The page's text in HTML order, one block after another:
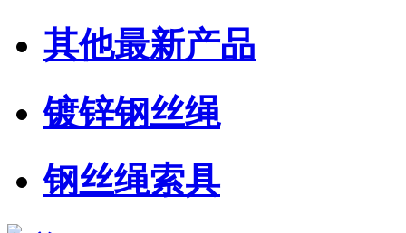
其他最新产品
镀锌钢丝绳
钢丝绳索具